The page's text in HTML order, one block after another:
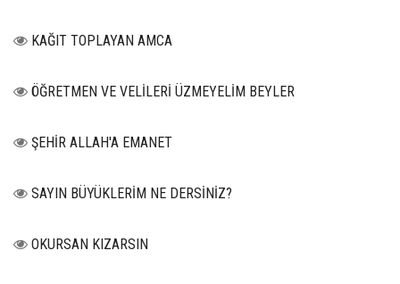
KAĞIT TOPLAYAN AMCA
ÖĞRETMEN VE VELİLERİ ÜZMEYELİM BEYLER
ŞEHİR ALLAH'A EMANET
SAYIN BÜYÜKLERİM NE DERSİNİZ?
OKURSAN KIZARSIN